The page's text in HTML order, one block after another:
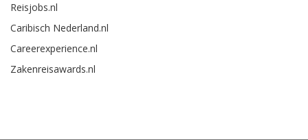
Reisjobs.nl
Caribisch Nederland.nl
Careerexperience.nl
Zakenreisawards.nl